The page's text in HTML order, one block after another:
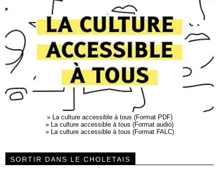
»
La culture accessible à tous (Format PDF)
»
La culture accessible à tous (Format audio)
»
La culture accessible à tous (Format FALC)
SORTIR DANS LE CHOLETAIS